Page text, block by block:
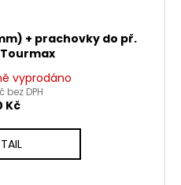
+ prachovky do př.
vyprodáno
bez DPH
Kč